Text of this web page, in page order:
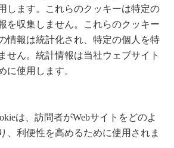
します。これらのクッキーは特定の
を収集しません。これらのクッキー
情報は統計化され、特定の個人を特
せん。統計情報は当社ウェブサイト
に使用します。
は、訪問者がWebサイトをどのよ
、利便性を高めるために使用されま